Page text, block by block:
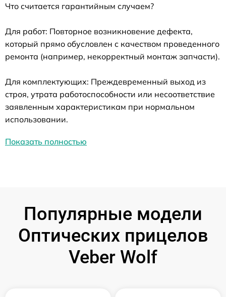
Что считается гарантийным случаем?
Для работ: Повторное возникновение дефекта,
который прямо обусловлен с качеством проведенного
ремонта (например, некорректный монтаж запчасти).
Для комплектующих: Преждевременный выход из
строя, утрата работоспособности или несоответствие
заявленным характеристикам при нормальном
использовании.
Показать полностью
Популярные модели
Оптических прицелов
Veber Wolf